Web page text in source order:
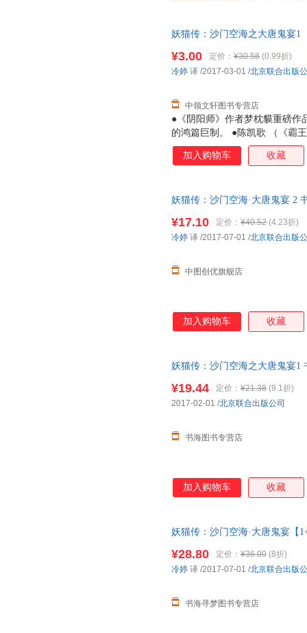
单纯的向井圭介…… 你想对15
流露了隐藏在懵懂心底的秘密
每一个踌躇不安的你。 好似平
妖猫传：沙门空海之大唐鬼宴1
●《阴阳师》作者梦枕貘重磅作
的鸿篇巨制。 ●陈凯歌 （《霸
联合众多中日明星共同打造的
城波谲云诡，鬼宴开场。 金吾
姿。 自日本东渡大唐的高僧空
人的内心。
¥3.00 定价： ¥30.58 (0.99折)
中领文轩图书专营店
冷婷 译 /2017-03-01 /北京联合出版
加入购物车 收藏
妖猫传：沙门空海·大唐鬼宴 2
¥17.10 定价： ¥40.52 (4.23折)
中图创优旗舰店
冷婷 译 /2017-07-01 /北京联合出版
加入购物车 收藏
妖猫传：沙门空海之大唐鬼宴1
¥19.44 定价： ¥21.38 (9.1折)
书海图书专营店
2017-02-01 /北京联合出版公司
加入购物车 收藏
妖猫传：沙门空海·大唐鬼宴【
¥28.80 定价： ¥36.00 (8折)
书海寻梦图书专营店
冷婷 译 /2017-07-01 /北京联合出版